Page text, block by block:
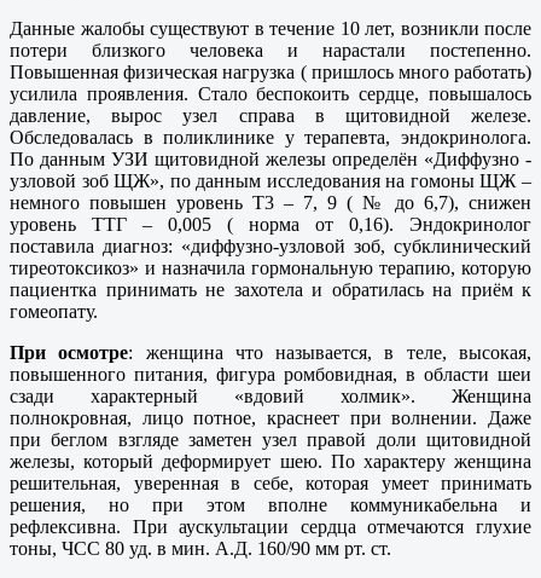
Данные жалобы существуют в течение 10 лет, возникли после
потери близкого человека и нарастали постепенно.
Повышенная физическая нагрузка ( пришлось много работать)
усилила проявления. Стало беспокоить сердце, повышалось
давление, вырос узел справа в щитовидной железе.
Обследовалась в поликлинике у терапевта, эндокринолога.
По данным УЗИ щитовидной железы определён «Диффузно -
узловой зоб ЩЖ», по данным исследования на гомоны ЩЖ –
немного повышен уровень Т3 – 7, 9 ( № до 6,7), снижен
уровень ТТГ – 0,005 ( норма от 0,16). Эндокринолог
поставила диагноз: «диффузно-узловой зоб, субклинический
тиреотоксикоз» и назначила гормональную терапию, которую
пациентка принимать не захотела и обратилась на приём к
гомеопату.
При осмотре: женщина что называется, в теле, высокая,
повышенного питания, фигура ромбовидная, в области шеи
сзади характерный «вдовий холмик». Женщина
полнокровная, лицо потное, краснеет при волнении. Даже
при беглом взгляде заметен узел правой доли щитовидной
железы, который деформирует шею. По характеру женщина
решительная, уверенная в себе, которая умеет принимать
решения, но при этом вполне коммуникабельна и
рефлексивна. При аускультации сердца отмечаются глухие
тоны, ЧСС 80 уд. в мин. А.Д. 160/90 мм рт. ст.